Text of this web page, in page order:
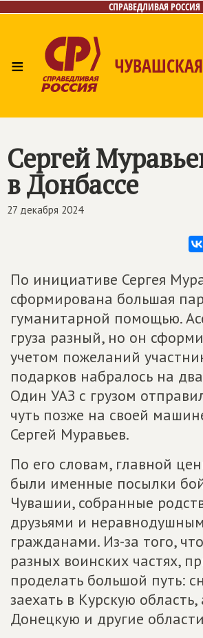
СПРАВЕДЛИВАЯ РОССИЯ
≡
Сергей
в Донбассе
27 декабря 2024
По инициативе Сергея
сформирована большая
гуманитарной помощью.
груза разный, но он
учетом пожеланий
подарков набралось на
Один УАЗ с грузом
чуть позже на своей
Сергей Муравьев.
По его словам, главной
были именные посылки
Чувашии, собранные
друзьями и
гражданами. Из-за того,
разных воинских частях,
проделать большой путь:
заехать в Курскую
Донецкую и другие